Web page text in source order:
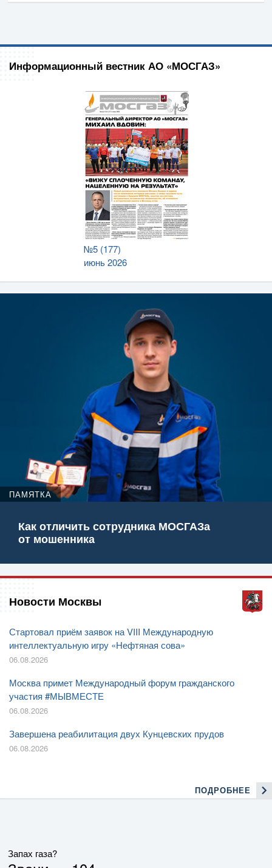
Информационный вестник АО «МОСГАЗ»
№5 (177)
июнь 2026
ПАМЯТКА
Как отличить сотрудника МОСГАЗа
от мошенника
Новости Москвы
Стартовал приём заявок на VIII Международную
интеллектуальную игру «Нефтяная сова»
06.08.2026
Москва примет Международный форум гражданского
участия #МЫВМЕСТЕ
06.08.2026
Завершена реабилитация двух Кунцевских прудов
06.08.2026
ПОДРОБНЕЕ
Запах газа?